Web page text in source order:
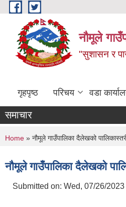
Skip to main content
नौमूले
"सुशासन र
गृहपृष्ठ परिचय वडा
समाचार
You are here
Home » नौमूले गाउँपालिका दैलेखको
नौमूले गाउँपालिका दैलेखको
Submitted on: Wed, 07/26/